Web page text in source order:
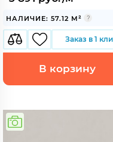
НАЛИЧИЕ: 57.12 М²
Заказ в 1
В корзину